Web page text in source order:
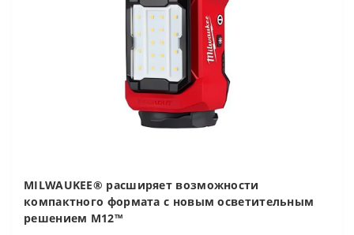
MILWAUKEE® расширяет возможности
компактного формата с новым осветительным
решением M12™